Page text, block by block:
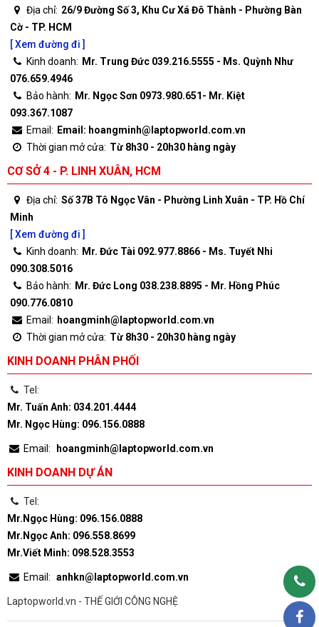
Địa chỉ: 26/9 Đường Số 3, Khu Cư Xá Đô Thành - Phường Bàn
Cờ - TP. HCM
[ Xem đường đi ]
Kinh doanh: Mr. Trung Đức 039.216.5555 - Ms. Quỳnh Như
076.659.4946
Bảo hành: Mr. Ngọc Sơn 0973.980.651- Mr. Kiệt
093.367.1087
Email: Email: hoangminh@laptopworld.com.vn
Thời gian mở cửa: Từ 8h30 - 20h30 hàng ngày
CƠ SỞ 4 - P. LINH XUÂN, HCM
Địa chỉ: Số 37B Tô Ngọc Vân - Phường Linh Xuân - TP. Hồ Chí
Minh
[ Xem đường đi ]
Kinh doanh: Mr. Đức Tài 092.977.8866 - Ms. Tuyết Nhi
090.308.5016
Bảo hành: Mr. Đức Long 038.238.8895 - Mr. Hồng Phúc
090.776.0810
Email: hoangminh@laptopworld.com.vn
Thời gian mở cửa: Từ 8h30 - 20h30 hàng ngày
KINH DOANH PHÂN PHỐI
Tel:
Mr. Tuấn Anh: 034.201.4444
Mr. Ngọc Hùng: 096.156.0888
Email: hoangminh@laptopworld.com.vn
KINH DOANH DỰ ÁN
Tel:
Mr.Ngọc Hùng: 096.156.0888
Mr.Ngọc Anh: 096.558.8699
Mr.Viết Minh: 098.528.3553
Email: anhkn@laptopworld.com.vn
Laptopworld.vn - THẾ GIỚI CÔNG NGHỆ